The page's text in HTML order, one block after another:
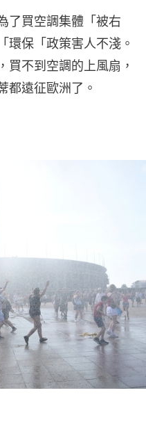
了買空調集體「被右
環保「政策害人不淺。
買不到空調的上風扇，
都遠征歐洲了。